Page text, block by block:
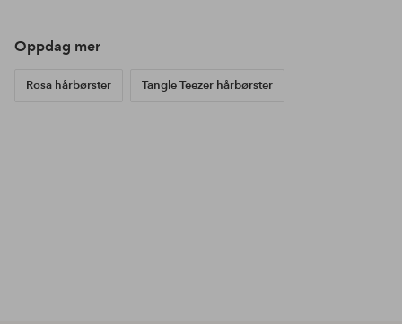
Oppdag mer
Rosa hårbørster Tangle Teezer hårbørster